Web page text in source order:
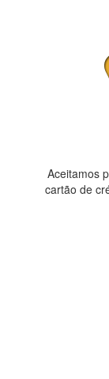
Aceitamos
cartão de